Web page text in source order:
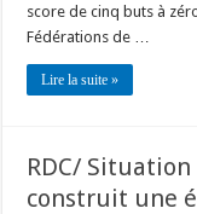
score de cinq buts à
Fédérations de …
Lire la suite »
RDC/
construit une